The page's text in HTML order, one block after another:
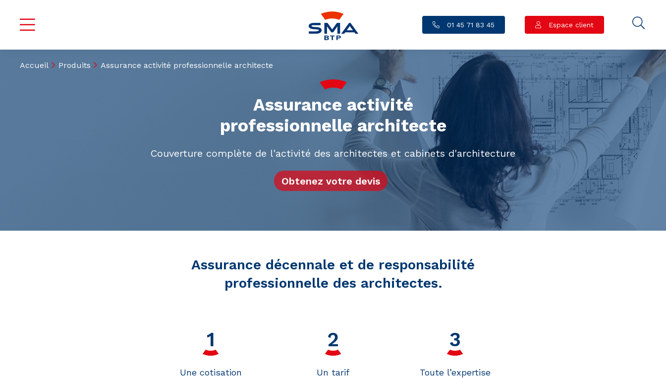
01 45 71 83 45 Espace client
Accueil Produits Assurance activité professionnelle architecte
Assurance activité
professionnelle architecte
Couverture complète de l'activité des architectes et cabinets d'architecture
Obtenez votre devis
Assurance décennale et de responsabilité
professionnelle des architectes.
Une cotisation
Un tarif
Toute l’expertise